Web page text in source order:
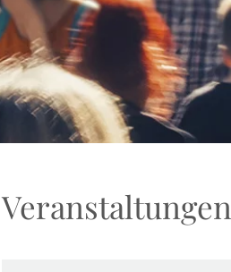
Veranstaltungen